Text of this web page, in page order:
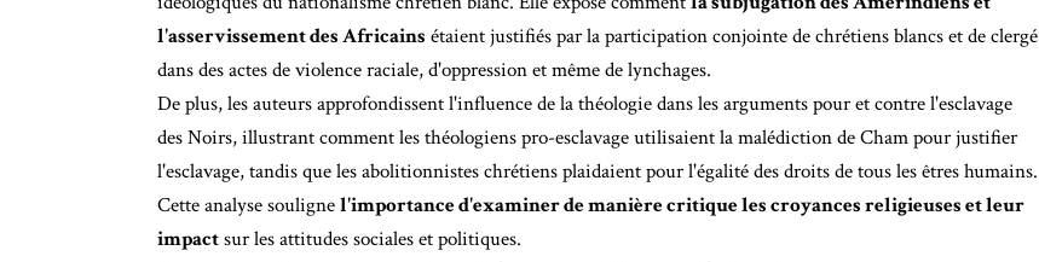
l'asservissement des Africains étaient justifiés par la participation conjointe de chrétiens blancs et de clergé
dans des actes de violence raciale, d'oppression et même de lynchages.
De plus, les auteurs approfondissent l'influence de la théologie dans les arguments pour et contre l'esclavage
des Noirs, illustrant comment les théologiens pro-esclavage utilisaient la malédiction de Cham pour justifier
l'esclavage, tandis que les abolitionnistes chrétiens plaidaient pour l'égalité des droits de tous les êtres humains.
Cette analyse soulignel'importance d'examiner de manière critique les croyances religieuses et leur
impactsur les attitudes sociales et politiques.